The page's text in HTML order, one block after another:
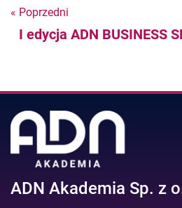
« Poprzedni
Nastepny
I edycja ADN BUSINESS
ADN Akademia Sp. z